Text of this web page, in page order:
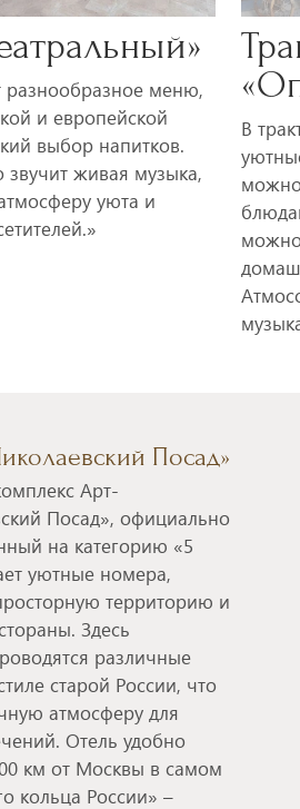
разнообразное меню,
и европейской
выбор напитков.
звучит живая музыка,
уюта и
В
Посад»
Арт-
Посад», официально
на категорию «5
уютные номера,
территорию и
Здесь
различные
старой России, что
атмосферу для
Отель удобно
км от Москвы в самом
кольца России» –